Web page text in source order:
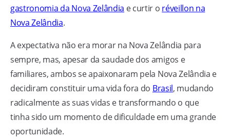
gastronomia da Nova Zelândia e curtir o réveillon na
Nova Zelândia.
A expectativa não era morar na Nova Zelândia para
sempre, mas, apesar da saudade dos amigos e
familiares, ambos se apaixonaram pela Nova Zelândia e
decidiram constituir uma vida fora do Brasil, mudando
radicalmente as suas vidas e transformando o que
tinha sido um momento de dificuldade em uma grande
oportunidade.